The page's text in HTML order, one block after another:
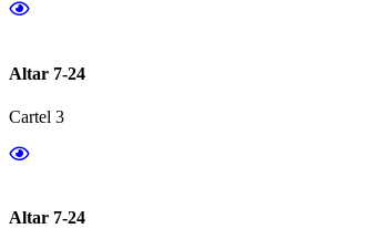
Altar 7-24
Cartel 3
Altar 7-24